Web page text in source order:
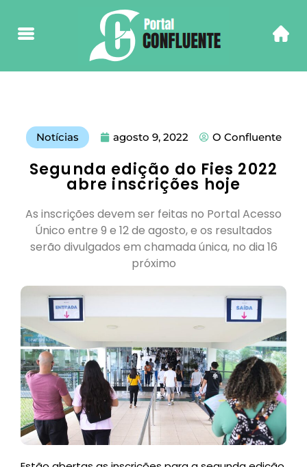
Notícias agosto 9, 2022 O Confluente
Segunda edição do Fies 2022
abre inscrições hoje
As inscrições devem ser feitas no Portal Acesso
Único entre 9 e 12 de agosto, e os resultados
serão divulgados em chamada única, no dia 16
próximo